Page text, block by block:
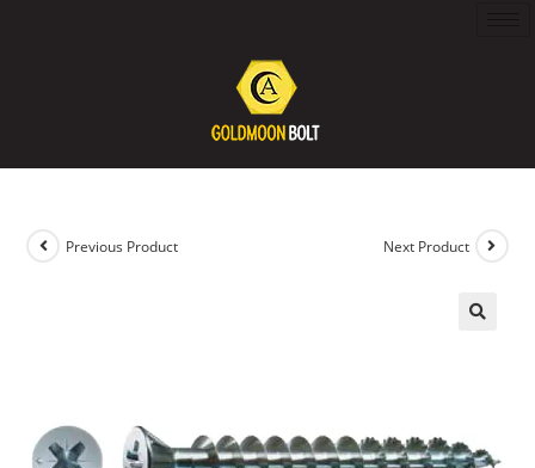
Previous Product Next Product